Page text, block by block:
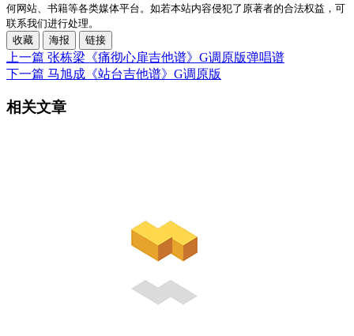
何网站、书籍等各类媒体平台。如若本站内容侵犯了原著者的合法权益，可
联系我们进行处理。
收藏
海报 链接
上一篇 张栋梁《痛彻心扉吉他谱》G调原版弹唱谱
下一篇 马旭成《站台吉他谱》G调原版
相关文章